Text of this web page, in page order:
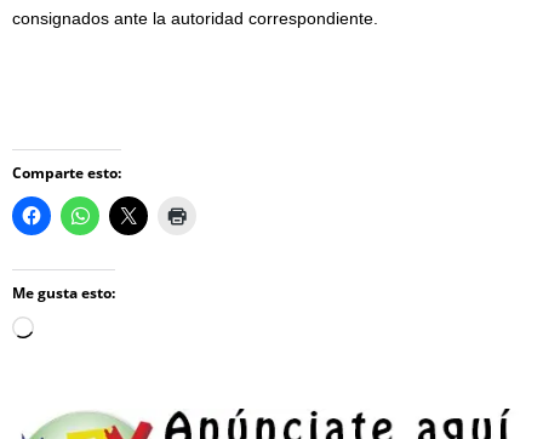
consignados ante la autoridad correspondiente.
Comparte esto:
Me gusta esto:
Loading…